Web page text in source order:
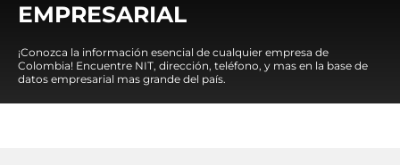
EMPRESARIAL
¡Conozca la información esencial de cualquier empresa de
Colombia! Encuentre NIT, dirección, teléfono, y mas en la base de
datos empresarial mas grande del país.